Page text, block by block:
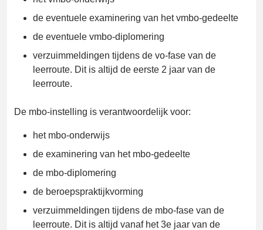
de eventuele examinering van het vmbo-gedeelte
de eventuele vmbo-diplomering
verzuimmeldingen tijdens de vo-fase van de
leerroute. Dit is altijd de eerste 2 jaar van de
leerroute.
De mbo-instelling is verantwoordelijk voor:
het mbo-onderwijs
de examinering van het mbo-gedeelte
de mbo-diplomering
de beroepspraktijkvorming
verzuimmeldingen tijdens de mbo-fase van de
leerroute. Dit is altijd vanaf het 3e jaar van de